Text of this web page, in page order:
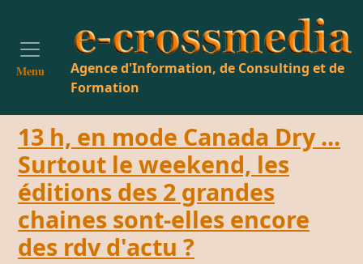
Menu
Agence d'Information, de Consulting et de
Formation
13 h, en mode Canada Dry ...
Surtout le weekend, les
éditions des 2 grandes
chaines sont-elles encore
des rdv d'actu ?